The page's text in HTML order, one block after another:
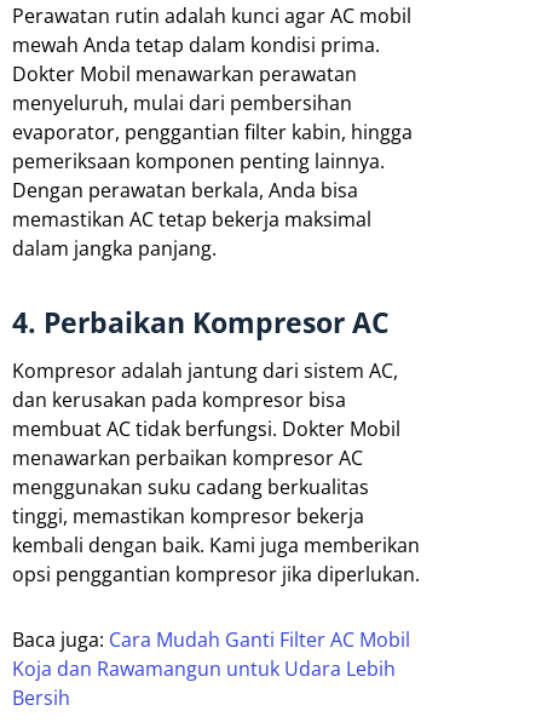
Perawatan rutin adalah kunci agar AC mobil
mewah Anda tetap dalam kondisi prima.
Dokter Mobil menawarkan perawatan
menyeluruh, mulai dari pembersihan
evaporator, penggantian filter kabin, hingga
pemeriksaan komponen penting lainnya.
Dengan perawatan berkala, Anda bisa
memastikan AC tetap bekerja maksimal
dalam jangka panjang.
4. Perbaikan Kompresor AC
Kompresor adalah jantung dari sistem AC,
dan kerusakan pada kompresor bisa
membuat AC tidak berfungsi. Dokter Mobil
menawarkan perbaikan kompresor AC
menggunakan suku cadang berkualitas
tinggi, memastikan kompresor bekerja
kembali dengan baik. Kami juga memberikan
opsi penggantian kompresor jika diperlukan.
Baca juga: Cara Mudah Ganti Filter AC Mobil
Koja dan Rawamangun untuk Udara Lebih
Bersih